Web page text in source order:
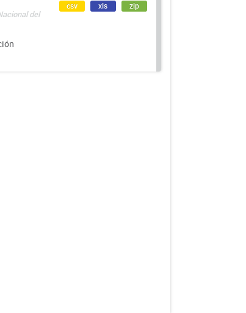
del
csv xls zip